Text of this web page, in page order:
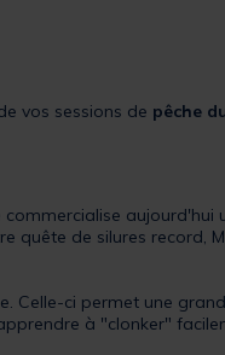
vos sessions de pêche
quête de silures record,
Celle-ci permet une
à "clonker"